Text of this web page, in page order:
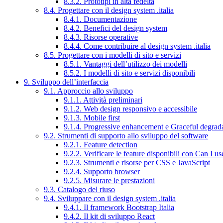
8.4. Progettare con il design system .italia
8.4.1. Documentazione
8.4.2. Benefici del design system
8.4.3. Risorse operative
8.4.4. Come contribuire al design system .italia
8.5. Progettare con i modelli di sito e servizi
8.5.1. Vantaggi dell’utilizzo dei modelli
8.5.2. I modelli di sito e servizi disponibili
9. Sviluppo dell’interfaccia
9.1. Approccio allo sviluppo
9.1.1. Attività preliminari
9.1.2. Web design responsivo e accessibile
9.1.3. Mobile first
9.1.4. Progressive enhancement e Graceful
9.2. Strumenti di supporto allo sviluppo del software
9.2.1. Feature detection
9.2.2. Verificare le feature disponibili con Can I
9.2.3. Strumenti e risorse per CSS e JavaScript
9.2.4. Supporto browser
9.2.5. Misurare le prestazioni
9.3. Catalogo del riuso
9.4. Sviluppare con il design system .italia
9.4.1. Il framework Bootstrap Italia
9.4.2. Il kit di sviluppo React